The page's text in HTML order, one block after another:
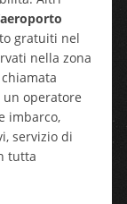
aeroporto
gratuiti nel
nella zona
un operatore
imbarco,
servizio di
tutta